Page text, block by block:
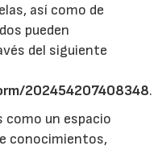
así como de
pueden
del siguiente
202454207408348.
como un espacio
conocimientos,